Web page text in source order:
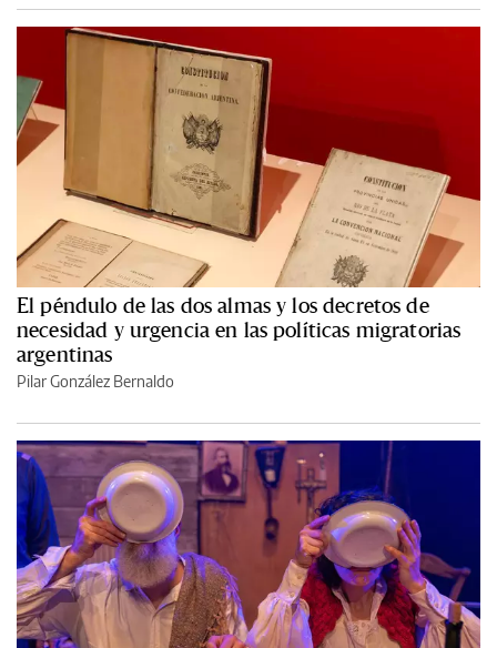
El péndulo de las dos almas y los decretos de
necesidad y urgencia en las políticas migratorias
argentinas
Pilar González Bernaldo